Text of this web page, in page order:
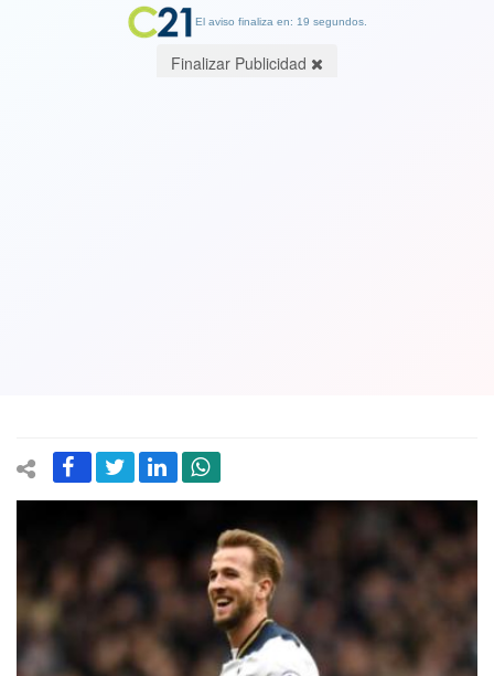
El aviso finaliza en: 19 segundos.
Finalizar Publicidad